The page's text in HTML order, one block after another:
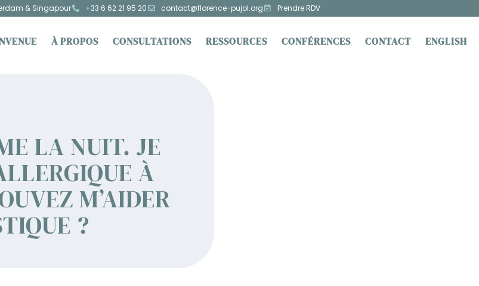
& Singapour +33 6 62 21 95 20 contact@florence-pujol.org Prendre RDV
À PROPOS CONSULTATIONS RESSOURCES CONFÉRENCES CONTACT ENGLISH
LA NUIT. JE
À
M’AIDER
?